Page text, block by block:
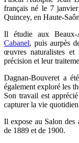
français né le 7
Quincey, en Haute-
Il étudie aux Beaux-
Cabanel, puis aurpès
œuvres naturalistes et
précision et leur
Dagnan-Bouveret a
également exploré les
Son travail est
capturer la vie
Il expose au Salon des
de 1889 et de 1900.